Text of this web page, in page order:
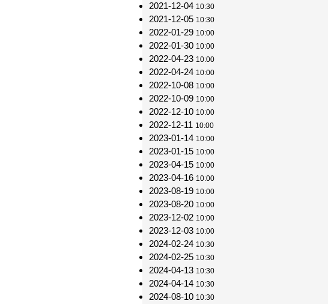
2021-12-04 10:30
2021-12-05 10:30
2022-01-29 10:00
2022-01-30 10:00
2022-04-23 10:00
2022-04-24 10:00
2022-10-08 10:00
2022-10-09 10:00
2022-12-10 10:00
2022-12-11 10:00
2023-01-14 10:00
2023-01-15 10:00
2023-04-15 10:00
2023-04-16 10:00
2023-08-19 10:00
2023-08-20 10:00
2023-12-02 10:00
2023-12-03 10:00
2024-02-24 10:30
2024-02-25 10:30
2024-04-13 10:30
2024-04-14 10:30
2024-08-10 10:30